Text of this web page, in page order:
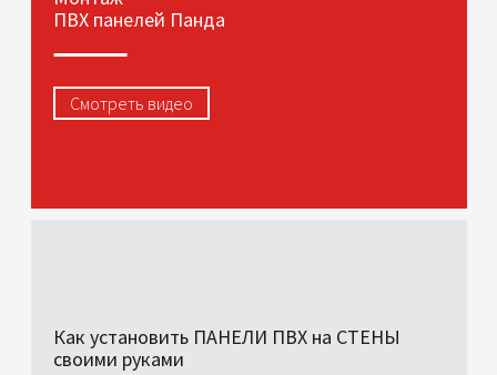
ПВХ панелей Панда
Смотреть видео
Как установить ПАНЕЛИ ПВХ на СТЕНЫ
своими руками